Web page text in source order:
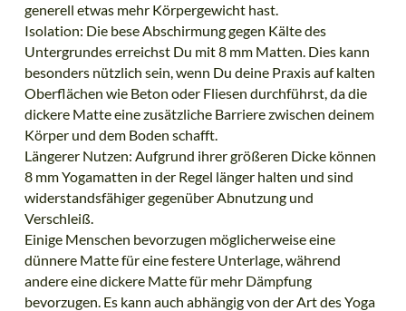
generell etwas mehr Körpergewicht hast.
Isolation: Die bese Abschirmung gegen Kälte des
Untergrundes erreichst Du mit 8 mm Matten. Dies kann
besonders nützlich sein, wenn Du deine Praxis auf kalten
Oberflächen wie Beton oder Fliesen durchführst, da die
dickere Matte eine zusätzliche Barriere zwischen deinem
Körper und dem Boden schafft.
Längerer Nutzen: Aufgrund ihrer größeren Dicke können
8 mm Yogamatten in der Regel länger halten und sind
widerstandsfähiger gegenüber Abnutzung und
Verschleiß.
Einige Menschen bevorzugen möglicherweise eine
dünnere Matte für eine festere Unterlage, während
andere eine dickere Matte für mehr Dämpfung
bevorzugen. Es kann auch abhängig von der Art des Yoga